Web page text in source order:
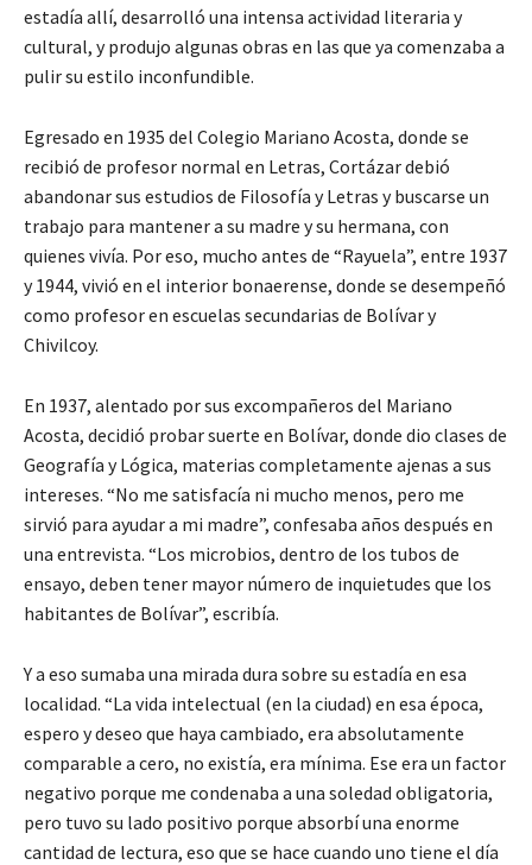
estadía allí, desarrolló una intensa actividad literaria y
cultural, y produjo algunas obras en las que ya comenzaba a
pulir su estilo inconfundible.
Egresado en 1935 del Colegio Mariano Acosta, donde se
recibió de profesor normal en Letras, Cortázar debió
abandonar sus estudios de Filosofía y Letras y buscarse un
trabajo para mantener a su madre y su hermana, con
quienes vivía. Por eso, mucho antes de “Rayuela”, entre 1937
y 1944, vivió en el interior bonaerense, donde se desempeñó
como profesor en escuelas secundarias de Bolívar y
Chivilcoy.
En 1937, alentado por sus excompañeros del Mariano
Acosta, decidió probar suerte en Bolívar, donde dio clases de
Geografía y Lógica, materias completamente ajenas a sus
intereses. “No me satisfacía ni mucho menos, pero me
sirvió para ayudar a mi madre”, confesaba años después en
una entrevista. “Los microbios, dentro de los tubos de
ensayo, deben tener mayor número de inquietudes que los
habitantes de Bolívar”, escribía.
Y a eso sumaba una mirada dura sobre su estadía en esa
localidad. “La vida intelectual (en la ciudad) en esa época,
espero y deseo que haya cambiado, era absolutamente
comparable a cero, no existía, era mínima. Ese era un factor
negativo porque me condenaba a una soledad obligatoria,
pero tuvo su lado positivo porque absorbí una enorme
cantidad de lectura, eso que se hace cuando uno tiene el día